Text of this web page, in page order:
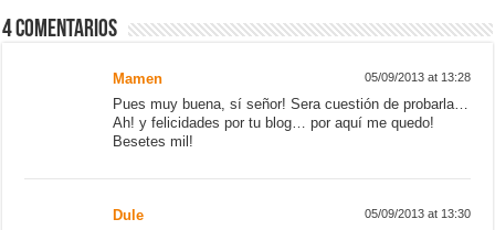
4 Comentarios
Mamen 05/09/2013 at 13:28
Pues muy buena, sí señor! Sera cuestión de probarla…
Ah! y felicidades por tu blog… por aquí me quedo!
Besetes mil!
Dule 05/09/2013 at 13:30